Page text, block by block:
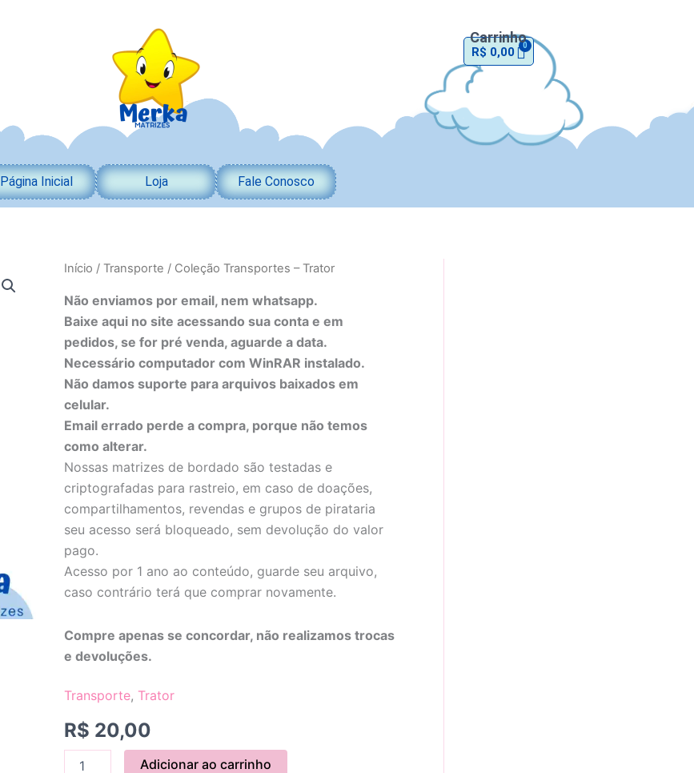
R$ 0,00
Carrinho
Página Inicial Loja Fale Conosco
Início /Transporte / Coleção Transportes – Trator
Não enviamos por email, nem whatsapp.
Baixe aqui no site acessando sua conta e em
pedidos, se for pré venda, aguarde a data.
Necessário computador com WinRAR instalado.
Não damos suporte para arquivos baixados em
celular.
Email errado perde a compra, porque não temos
como alterar.
Nossas matrizes de bordado são testadas e
criptografadas para rastreio, em caso de doações,
compartilhamentos, revendas e grupos de pirataria
seu acesso será bloqueado, sem devolução do valor
pago.
Acesso por 1 ano ao conteúdo, guarde seu arquivo,
caso contrário terá que comprar novamente.
Compre apenas se concordar, não realizamos trocas
e devoluções.
Transporte, Trator
R$ 20,00
Coleção
-
Trator
quantidade
Adicionar ao carrinho